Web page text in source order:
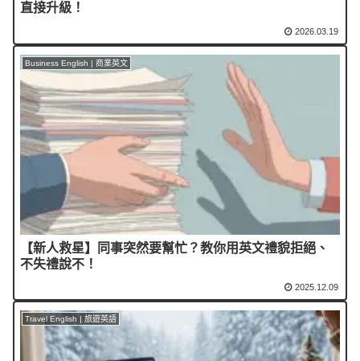
直接升級！
2026.03.19
Business English | 商業英文
【新人救星】同事突然要幫忙？教你用英文禮貌拒絕、
不失禮說不！
2025.12.09
Travel English | 旅遊英語